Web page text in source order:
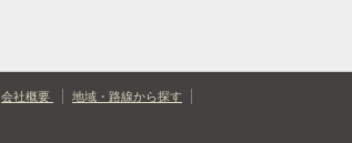
会社概要 地域・路線から探す